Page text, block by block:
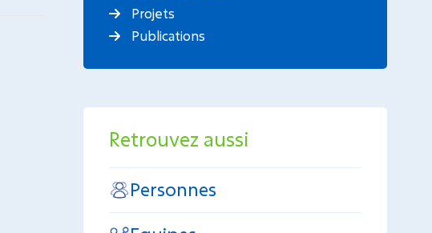
Projets
Publications
Retrouvez aussi
Personnes